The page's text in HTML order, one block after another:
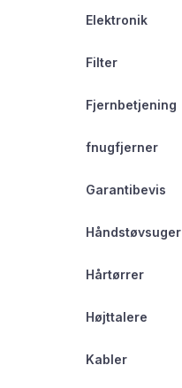
Elektronik
Filter
Fjernbetjening
fnugfjerner
Garantibevis
Håndstøvsuger
Hårtørrer
Højttalere
Kabler